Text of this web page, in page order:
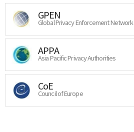
GPEN
Global Privacy Enforcement Network
APPA
Asia Pacific Privacy Authorities
CoE
Council of Europe